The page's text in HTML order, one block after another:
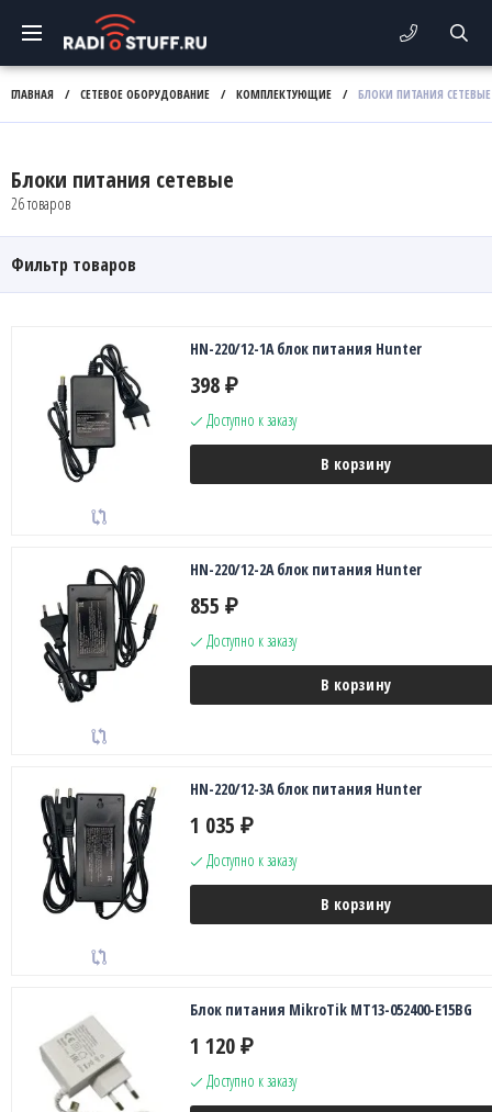
ГЛАВНАЯ / СЕТЕВОЕ ОБОРУДОВАНИЕ / КОМПЛЕКТУЮЩИЕ / БЛОКИ ПИТАНИЯ СЕТЕВЫЕ
Блоки питания сетевые
26 товаров
Фильтр товаров
HN-220/12-1A блок питания Hunter
398 ₽
Доступно к заказу
В корзину
HN-220/12-2A блок питания Hunter
855 ₽
Доступно к заказу
В корзину
HN-220/12-3A блок питания Hunter
1 035 ₽
Доступно к заказу
В корзину
Блок питания MikroTik MT13-052400-E15BG
1 120 ₽
Доступно к заказу